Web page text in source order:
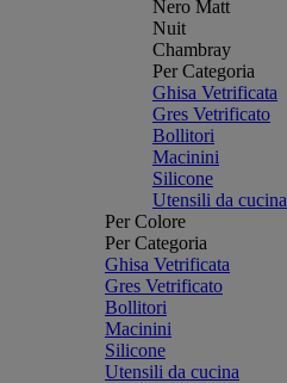
Nero Matt
Nuit
Chambray
Per Categoria
Ghisa Vetrificata
Gres Vetrificato
Bollitori
Macinini
Silicone
Utensili da cucina
Per Colore
Per Categoria
Ghisa Vetrificata
Gres Vetrificato
Bollitori
Macinini
Silicone
Utensili da cucina